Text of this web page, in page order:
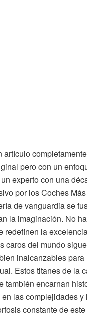
artículo
pero con un
experto con una
por los Coches
de vanguardia se
la imaginación. No
redefinen la
caros del mundo
inalcanzables
Estos titanes de la
también encarnan
las complejidades
constante de